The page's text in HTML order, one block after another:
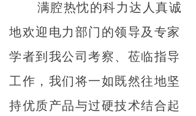
满腔热忱的科力达人真诚
地欢迎电力部门的领导及专家
学者到我公司考察、莅临指导
工作，我们将一如既然往地坚
持优质产品与过硬技术结合起